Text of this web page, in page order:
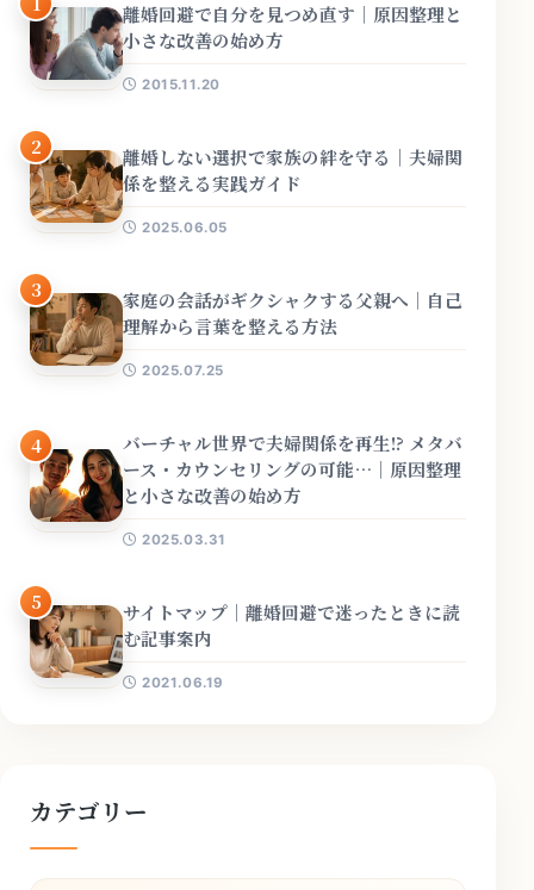
離婚回避で自分を見つめ直す｜原因整理と
小さな改善の始め方
2015.11.20
2
離婚しない選択で家族の絆を守る｜夫婦関
係を整える実践ガイド
2025.06.05
3
家庭の会話がギクシャクする父親へ｜自己
理解から言葉を整える方法
2025.07.25
4
バーチャル世界で夫婦関係を再生!? メタバ
ース・カウンセリングの可能…｜原因整理
と小さな改善の始め方
2025.03.31
5
サイトマップ｜離婚回避で迷ったときに読
む記事案内
2021.06.19
カテゴリー